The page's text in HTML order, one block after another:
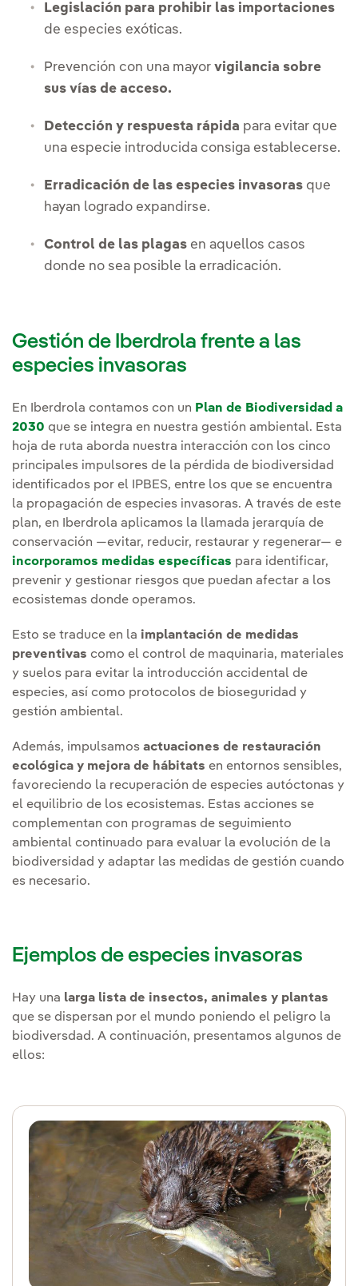
Legislación para prohibir las importaciones
de especies exóticas.
Prevención con una mayor vigilancia sobre
sus vías de acceso.
Detección y respuesta rápida para evitar que
una especie introducida consiga establecerse.
Erradicación de las especies invasoras que
hayan logrado expandirse.
Control de las plagas en aquellos casos
donde no sea posible la erradicación.
Gestión de Iberdrola frente a las
especies invasoras
En Iberdrola contamos con un Plan de Biodiversidad a
2030 que se integra en nuestra gestión ambiental. Esta
hoja de ruta aborda nuestra interacción con los cinco
principales impulsores de la pérdida de biodiversidad
identificados por el IPBES, entre los que se encuentra
la propagación de especies invasoras. A través de este
plan, en Iberdrola aplicamos la llamada jerarquía de
conservación —evitar, reducir, restaurar y regenerar— e
incorporamos medidas específicas para identificar,
prevenir y gestionar riesgos que puedan afectar a los
ecosistemas donde operamos.
Esto se traduce en la implantación de medidas
preventivas como el control de maquinaria, materiales
y suelos para evitar la introducción accidental de
especies, así como protocolos de bioseguridad y
gestión ambiental.
Además, impulsamos actuaciones de restauración
ecológica y mejora de hábitats en entornos sensibles,
favoreciendo la recuperación de especies autóctonas y
el equilibrio de los ecosistemas. Estas acciones se
complementan con programas de seguimiento
ambiental continuado para evaluar la evolución de la
biodiversidad y adaptar las medidas de gestión cuando
es necesario.
Ejemplos de especies invasoras
Hay una larga lista de insectos, animales y plantas
que se dispersan por el mundo poniendo el peligro la
biodiversdad. A continuación, presentamos algunos de
ellos: